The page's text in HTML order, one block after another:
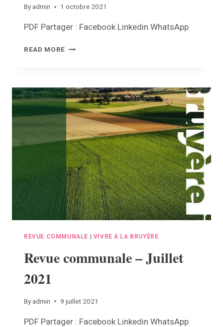
By admin 1 octobre 2021
PDF Partager : Facebook Linkedin WhatsApp
READ MORE REVUE
2021
REVUE COMMUNALE VIVRE À LA BRUYÈRE
Revue communale – Juillet
2021
By admin 9 juillet 2021
PDF Partager : Facebook Linkedin WhatsApp